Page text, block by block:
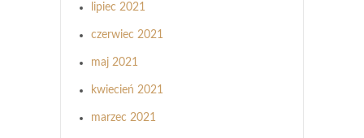
lipiec 2021
czerwiec 2021
maj 2021
kwiecień 2021
marzec 2021